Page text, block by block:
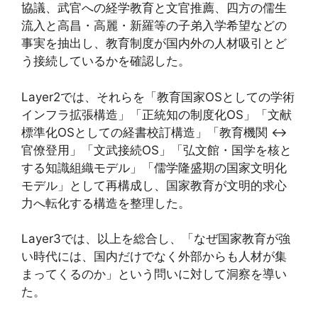
協議、武官への経学教育と文官推薦、四方の儒生
流入と高昌・高麗・新羅等の子弟入学希望などの
事実を抽出し、教育制度が国内外の人材吸引とど
う接続しているかを確認した。
Layer2では、それらを「教育国家OSとしての学術
インフラ拡張構造」「正統知の制度化OS」「文献
標準化OSとしての経書校訂構造」「教育機関 ↔
官僚登用」「文武接続OS」「弘文館・国学を核と
する知識組織モデル」「儒学隆盛期の国家文明化
モデル」として再構成し、国家教育が文明的求心
力へ転化する構造を整理した。
Layer3では、以上を総合し、「なぜ国家教育が強
い時代には、国内だけでなく外部からも人材が集
まってくるのか」という問いに対して洞察を導い
た。